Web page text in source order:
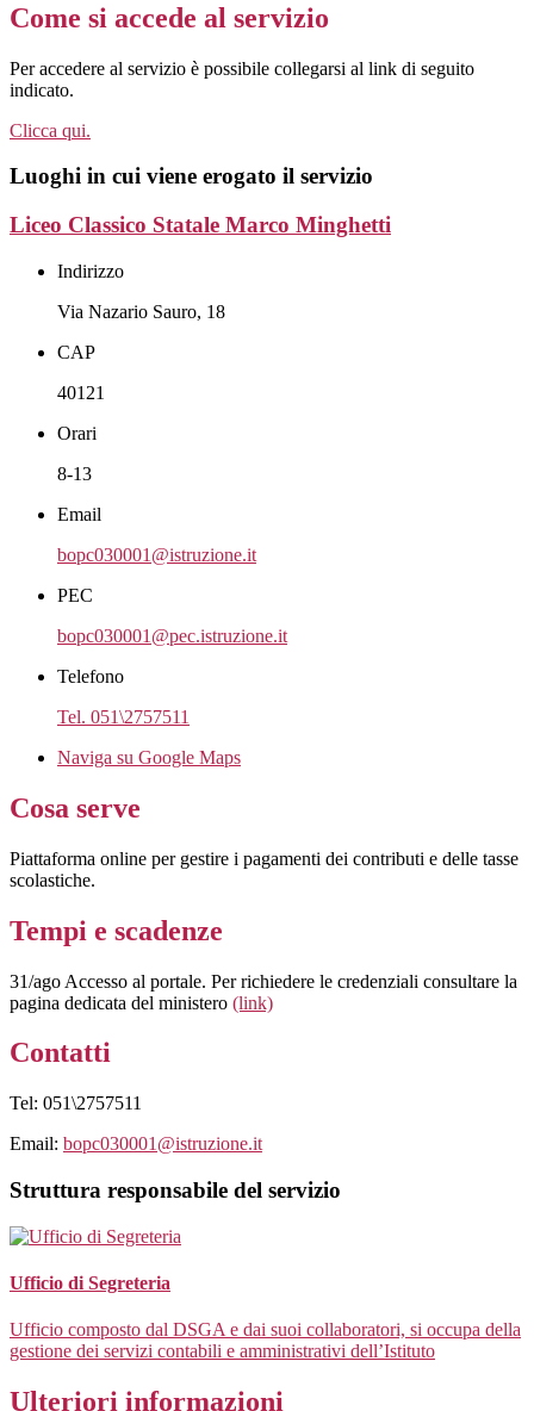
Come si accede al servizio
Per accedere al servizio è possibile collegarsi al link di seguito
indicato.
Clicca qui.
Luoghi in cui viene erogato il servizio
Liceo Classico Statale Marco Minghetti
Indirizzo
Via Nazario Sauro, 18
CAP
40121
Orari
8-13
Email
bopc030001@istruzione.it
PEC
bopc030001@pec.istruzione.it
Telefono
Tel. 051\2757511
Naviga su Google Maps
Cosa serve
Piattaforma online per gestire i pagamenti dei contributi e delle tasse
scolastiche.
Tempi e scadenze
31/ago Accesso al portale. Per richiedere le credenziali consultare la
pagina dedicata del ministero (link)
Contatti
Tel: 051\2757511
Email: bopc030001@istruzione.it
Struttura responsabile del servizio
Ufficio di Segreteria
Ufficio composto dal DSGA e dai suoi collaboratori, si occupa della
gestione dei servizi contabili e amministrativi dell’Istituto
Ulteriori informazioni